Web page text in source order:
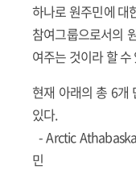
하나로 원주민에 대
참여그룹으로서의
여주는 것이라 할 수
현재 아래의 총 6개
있다.
-Arctic
민